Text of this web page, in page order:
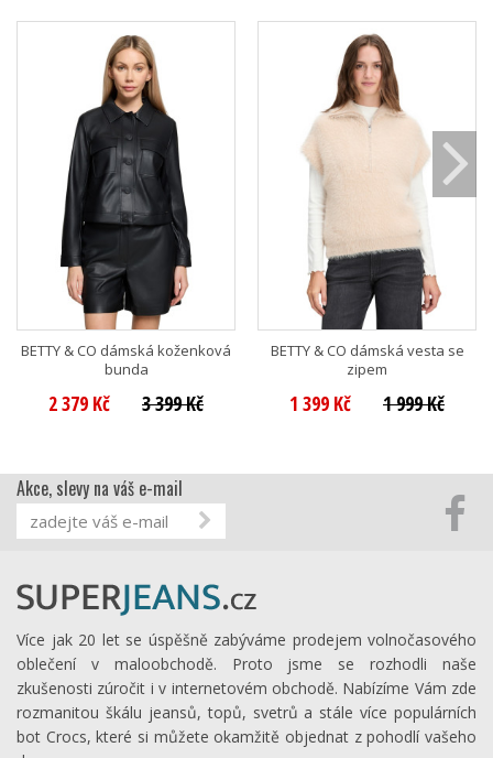
BETTY & CO dámská koženková
bunda
2 379 Kč 3 399 Kč
BETTY & CO dámská vesta se
zipem
1 399 Kč 1 999 Kč
Akce, slevy na váš e-mail
Více jak 20 let se úspěšně zabýváme prodejem volnočasového
oblečení v maloobchodě. Proto jsme se rozhodli naše
zkušenosti zúročit i v internetovém obchodě. Nabízíme Vám zde
rozmanitou škálu jeansů, topů, svetrů a stále více populárních
bot Crocs, které si můžete okamžitě objednat z pohodlí vašeho